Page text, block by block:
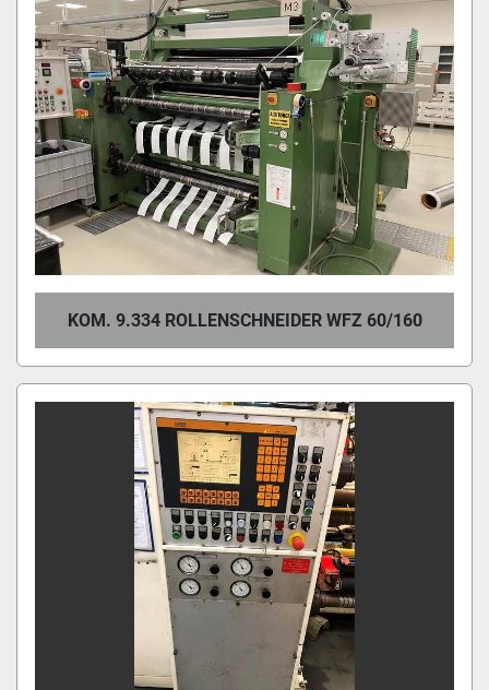
KOM. 9.334 ROLLENSCHNEIDER WFZ 60/160